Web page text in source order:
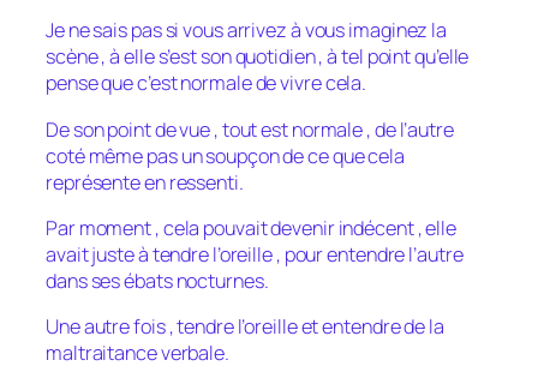
Je ne sais pas si vous arrivez à vous imaginez la
scène , à elle s’est son quotidien , à tel point qu’elle
pense que c’est normale de vivre cela.
De son point de vue , tout est normale , de l’autre
coté même pas un soupçon de ce que cela
représente en ressenti.
Par moment , cela pouvait devenir indécent , elle
avait juste à tendre l’oreille , pour entendre l’autre
dans ses ébats nocturnes.
Une autre fois , tendre l’oreille et entendre de la
maltraitance verbale.